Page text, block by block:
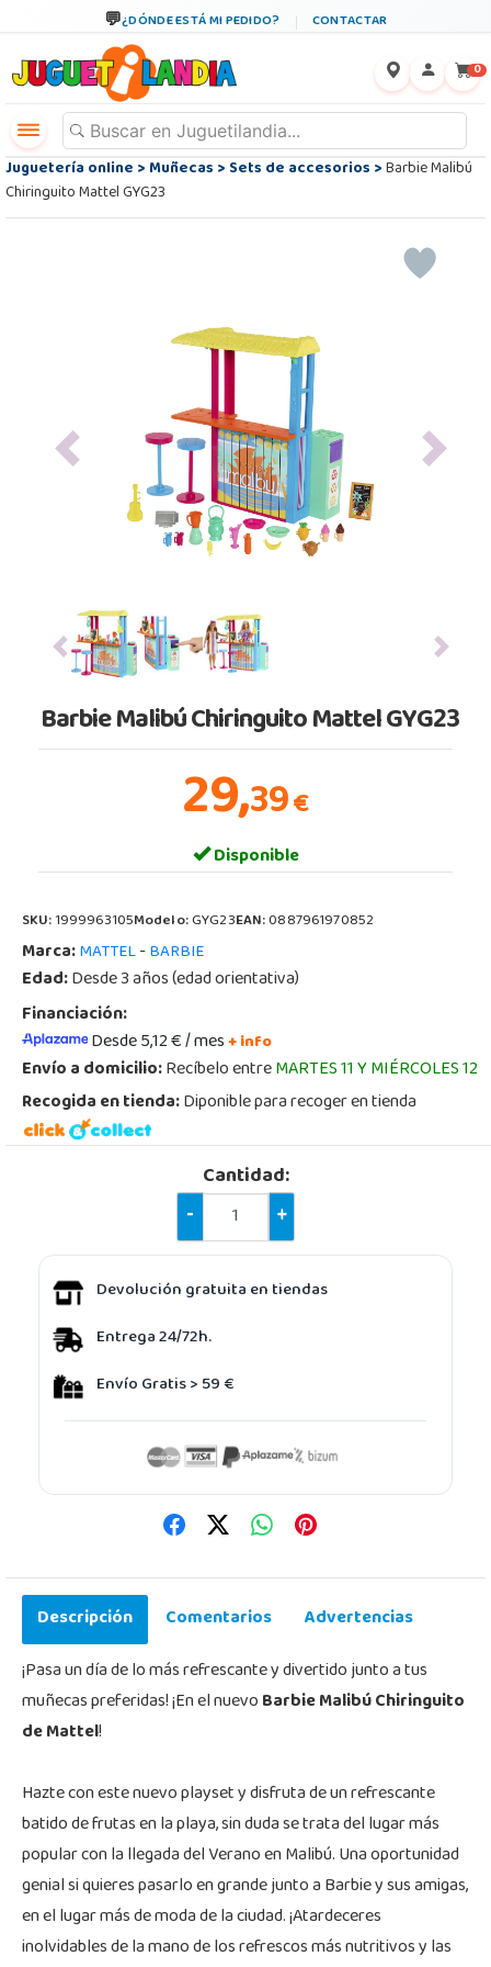
¿DÓNDE ESTÁ MI PEDIDO? CONTACTAR
0
Juguetería online>Muñecas>Sets de accesorios>Barbie Malibú
Chiringuito Mattel GYG23
Previous Next
Previous Next
Barbie Malibú Chiringuito Mattel GYG23
29,39€
Disponible
SKU:1999963105Modelo:GYG23EAN:0887961970852
Marca:MATTEL-BARBIE
Edad:Desde 3 años (edad orientativa)
Financiación:
Desde 5,12 € / mes+ info
Envío a domicilio:Recíbelo entreMARTES 11 Y MIÉRCOLES 12
Recogida en tienda:Diponible para recoger en tienda
Cantidad:
-
+
Devolución gratuita en tiendas
Entrega 24/72h.
Envío Gratis > 59 €
Descripción Comentarios
Advertencias
¡Pasa un día de lo más refrescante y divertido junto a tus
muñecas preferidas! ¡En el nuevoBarbie Malibú Chiringuito
de Mattel!
Hazte con este nuevo playset y disfruta de un refrescante
batido de frutas en la playa, sin duda se trata del lugar más
popular con la llegada del Verano en Malibú. Una oportunidad
genial si quieres pasarlo en grande junto a Barbie y sus amigas,
en el lugar más de moda de la ciudad. ¡Atardeceres
inolvidables de la mano de los refrescos más nutritivos y las